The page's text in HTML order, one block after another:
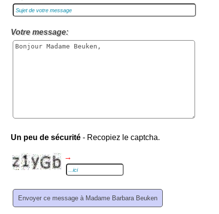
Votre message:
Un peu de sécurité - Recopiez le captcha.
→